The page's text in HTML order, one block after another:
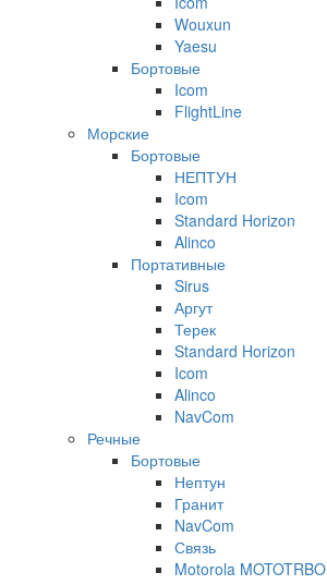
Wouxun
Yaesu
Бортовые
Icom
FlightLine
Морские
Бортовые
НЕПТУН
Icom
Standard Horizon
Alinco
Портативные
Sirus
Аргут
Терек
Standard Horizon
Icom
Alinco
NavCom
Речные
Бортовые
Нептун
Гранит
NavCom
Связь
Motorola MOTOTRBO